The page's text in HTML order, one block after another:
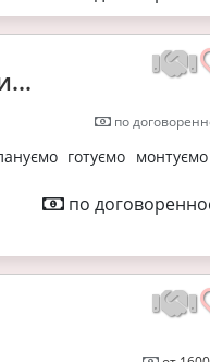
по
готуємо
по